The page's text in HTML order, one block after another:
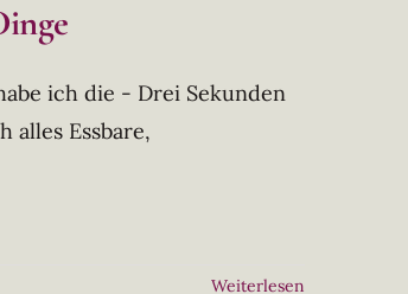
ich die - Drei Sekunden
alles Essbare,
Weiterlesen